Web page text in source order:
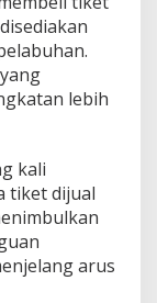
lebih
kali
tiket dijual
arus